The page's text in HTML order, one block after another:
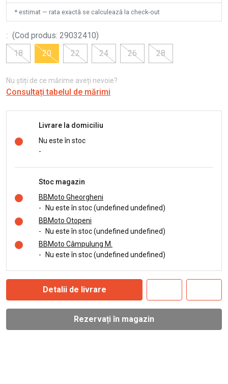
* estimat — rata exactă se calculează la check-out
: (Cod produs: 29032410)
18
20 22 24 26 28
Nu știți de ce mărime aveți nevoie?
Consultați tabelul de mărimi
Livrare la domiciliu
Nu este în stoc
-
Stoc magazin
BBMoto Gheorgheni
-
Nu este în stoc (undefined undefined)
BBMoto Otopeni
-
Nu este în stoc (undefined undefined)
BBMoto Câmpulung M.
-
Nu este în stoc (undefined undefined)
Detalii de livrare
Rezervați în magazin